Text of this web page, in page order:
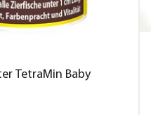
TetraMin Baby